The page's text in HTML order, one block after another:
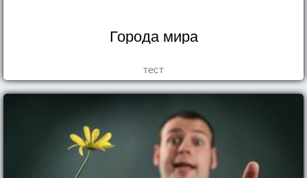
Города мира
тест